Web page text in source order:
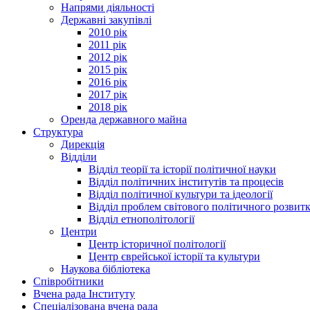
Напрями діяльності
Державні закупівлі
2010 рік
2011 рік
2012 рік
2015 рік
2016 рік
2017 рік
2018 рік
Оренда державного майна
Структура
Дирекція
Відділи
Відділ теорії та історії політичної науки
Відділ політичних інститутів та процесів
Відділ політичної культури та ідеології
Відділ проблем світового політичного
Відділ етнополітології
Центри
Центр історичної політології
Центр єврейської історії та культури
Наукова бібліотека
Співробітники
Вчена рада Інституту
Спеціалізована вчена рада